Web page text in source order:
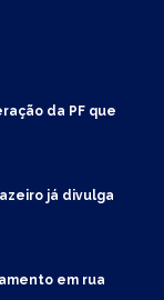
da PF que
já divulga
em rua